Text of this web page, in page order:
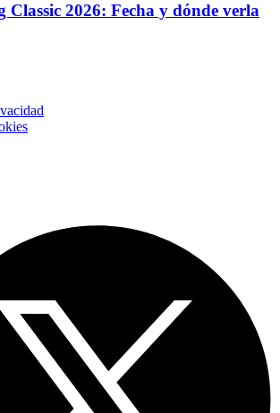
Classic 2026: Fecha y dónde verla